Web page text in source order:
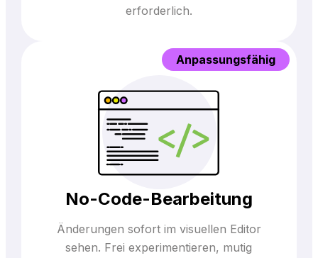
erforderlich.
No-Code-Bearbeitung
Änderungen sofort im visuellen Editor
sehen. Frei experimentieren, mutig
Anpassungsfähig